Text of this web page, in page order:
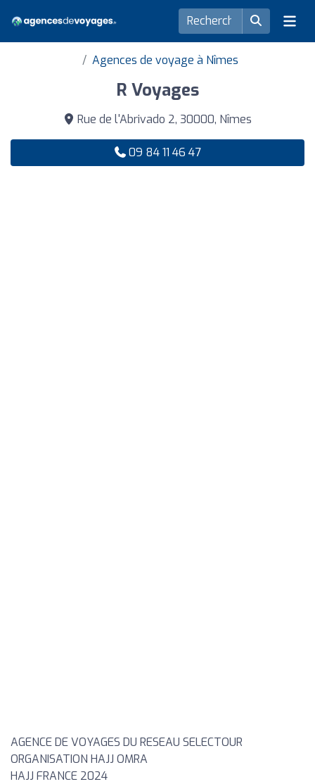
Agences de voyage à Nîmes
R Voyages
Rue de l'Abrivado 2, 30000, Nîmes
09 84 11 46 47
AGENCE DE VOYAGES DU RESEAU SELECTOUR
ORGANISATION HAJJ OMRA
HAJJ FRANCE 2024